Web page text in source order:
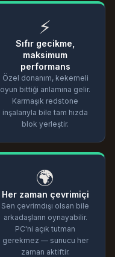
⚡
Sıfır gecikme,
maksimum
performans
Özel donanım, kekemeli
oyun bittiği anlamına gelir.
Karmaşık redstone
inşalarıyla bile tam hızda
blok yerleştir.
🌍
Her zaman çevrimiçi
Sen çevrimdışı olsan bile
arkadaşların oynayabilir.
PC'ni açık tutman
gerekmez — sunucu her
zaman aktiftir.